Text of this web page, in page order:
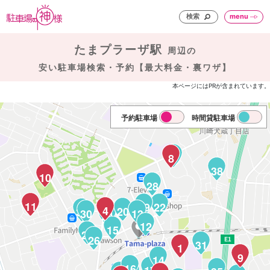
検索 menu
たまプラーザ駅
周辺の
安い駐車場検索・予約【最大料金・裏ワザ】
本ページにはPRが含まれています。
38
37
32
31
30
28
2726
25
24
22
20 19
15
14
13
12
11
10
9
8
4
1
予約駐車場 時間貸駐車場